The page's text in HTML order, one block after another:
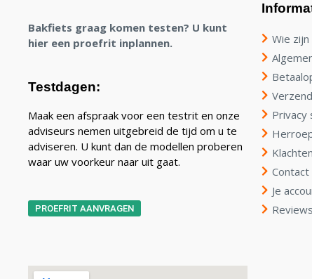
Bakfiets graag komen testen? U kunt
hier een proefrit inplannen.
Testdagen:
Maak een afspraak voor een testrit en onze
adviseurs nemen uitgebreid de tijd om u te
adviseren. U kunt dan de modellen proberen
waar uw voorkeur naar uit gaat.
PROEFRIT AANVRAGEN
Wie zijn
Klachten
Contact
Je
Reviews